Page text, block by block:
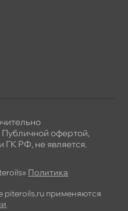
Политика
применяются
офертой,
РФ, не является.